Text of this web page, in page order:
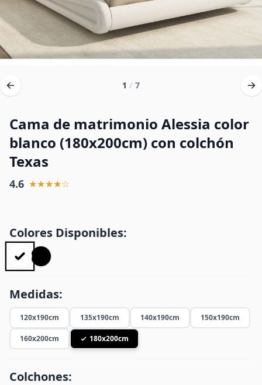
1 / 7
Cama de matrimonio Alessia color
blanco (180x200cm) con colchón
Texas
4.6 ★★★★☆
Colores Disponibles:
Medidas:
120x190cm 135x190cm 140x190cm 150x190cm
160x200cm 180x200cm
Colchones: